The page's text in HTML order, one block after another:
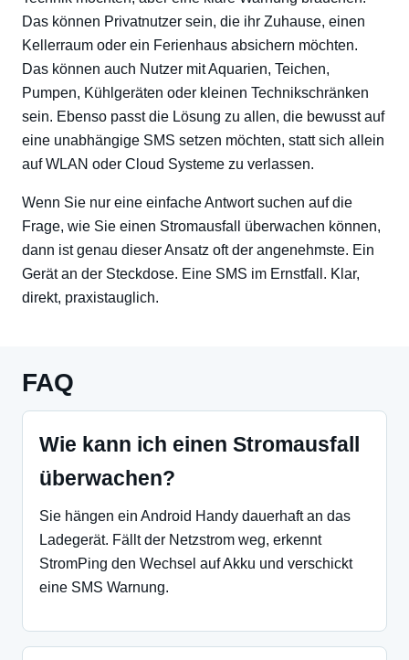
Das können Privatnutzer sein, die ihr Zuhause, einen
Kellerraum oder ein Ferienhaus absichern möchten.
Das können auch Nutzer mit Aquarien, Teichen,
Pumpen, Kühlgeräten oder kleinen Technikschränken
sein. Ebenso passt die Lösung zu allen, die bewusst auf
eine unabhängige SMS setzen möchten, statt sich allein
auf WLAN oder Cloud Systeme zu verlassen.
Wenn Sie nur eine einfache Antwort suchen auf die
Frage, wie Sie einen Stromausfall überwachen können,
dann ist genau dieser Ansatz oft der angenehmste. Ein
Gerät an der Steckdose. Eine SMS im Ernstfall. Klar,
direkt, praxistauglich.
FAQ
Wie kann ich einen Stromausfall
überwachen?
Sie hängen ein Android Handy dauerhaft an das
Ladegerät. Fällt der Netzstrom weg, erkennt
StromPing den Wechsel auf Akku und verschickt
eine SMS Warnung.